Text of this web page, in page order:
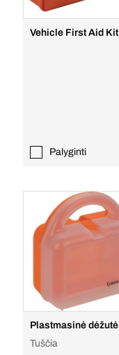
Vehicle First Aid Kit
Palyginti
Plastmasinė dėžutė
Tuščia